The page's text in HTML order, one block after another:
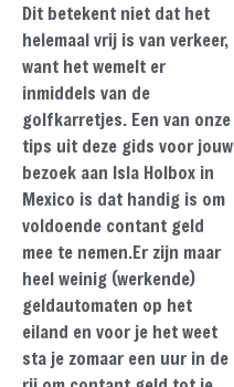
Dit betekent niet dat het
helemaal vrij is van verkeer,
want het wemelt er
inmiddels van de
golfkarretjes. Een van onze
tips uit deze gids voor jouw
bezoek aan Isla Holbox in
Mexico is dat handig is om
voldoende contant geld
mee te nemen.Er zijn maar
heel weinig (werkende)
geldautomaten op het
eiland en voor je het weet
sta je zomaar een uur in de